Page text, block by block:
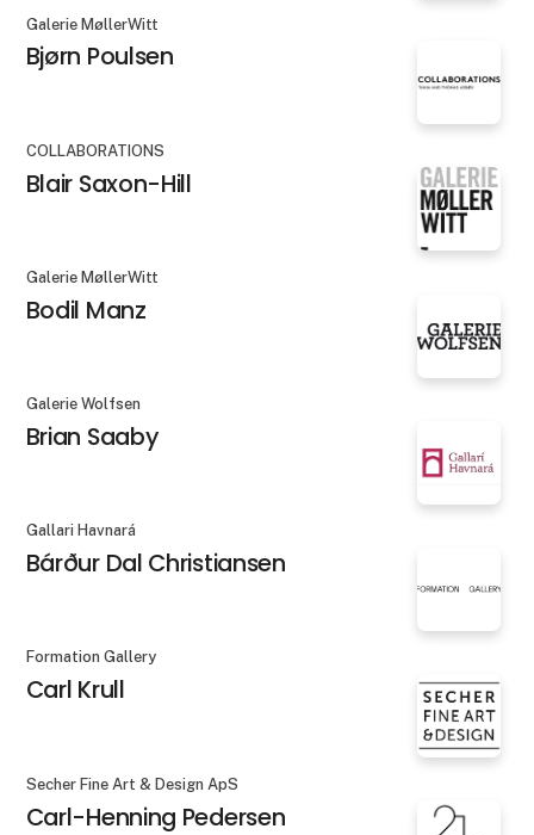
Galerie MøllerWitt
Bjørn Poulsen
COLLABORATIONS
Blair Saxon-Hill
Galerie MøllerWitt
Bodil Manz
Galerie Wolfsen
Brian Saaby
Gallari Havnará
Bárður Dal Christiansen
Formation Gallery
Carl Krull
Secher Fine Art & Design ApS
Carl-Henning Pedersen